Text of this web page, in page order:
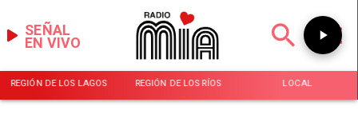
EN VIVO
SEÑAL
REGIÓN DE LOS LAGOS REGIÓN DE LOS RÍOS LOCAL